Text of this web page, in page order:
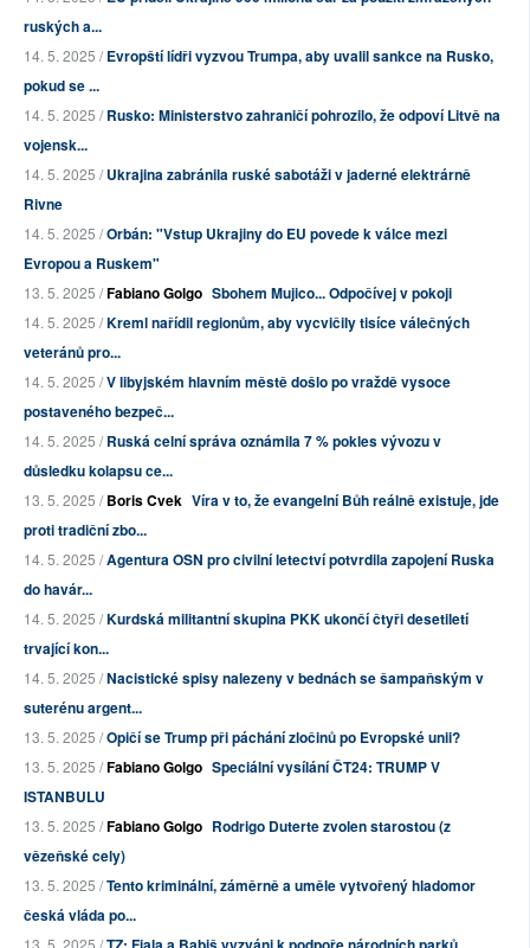
ruských a...
14. 5. 2025 /Evropští lídři vyzvou Trumpa, aby uvalil sankce na Rusko,
pokud se ...
14. 5. 2025 /Rusko: Ministerstvo zahraničí pohrozilo, že odpoví Litvě na
vojensk...
14. 5. 2025 /Ukrajina zabránila ruské sabotáži v jaderné elektrárně
Rivne
14. 5. 2025 /Orbán: "Vstup Ukrajiny do EU povede k válce mezi
Evropou a Ruskem"
13. 5. 2025 /Fabiano Golgo Sbohem Mujico... Odpočívej v pokoji
14. 5. 2025 /Kreml nařídil regionům, aby vycvičily tisíce válečných
veteránů pro...
14. 5. 2025 /V libyjském hlavním městě došlo po vraždě vysoce
postaveného bezpeč...
14. 5. 2025 /Ruská celní správa oznámila 7 % pokles vývozu v
důsledku kolapsu ce...
13. 5. 2025 /Boris Cvek Víra v to, že evangelní Bůh reálně existuje, jde
proti tradiční zbo...
14. 5. 2025 /Agentura OSN pro civilní letectví potvrdila zapojení Ruska
do havár...
14. 5. 2025 /Kurdská militantní skupina PKK ukončí čtyři desetiletí
trvající kon...
14. 5. 2025 /Nacistické spisy nalezeny v bednách se šampaňským v
suterénu argent...
13. 5. 2025 /Opičí se Trump při páchání zločinů po Evropské unii?
13. 5. 2025 /Fabiano Golgo Speciální vysílání ČT24: TRUMP V
ISTANBULU
13. 5. 2025 /Fabiano Golgo Rodrigo Duterte zvolen starostou (z
vězeňské cely)
13. 5. 2025 /Tento kriminální, záměrně a uměle vytvořený hladomor
česká vláda po...
13. 5. 2025 /